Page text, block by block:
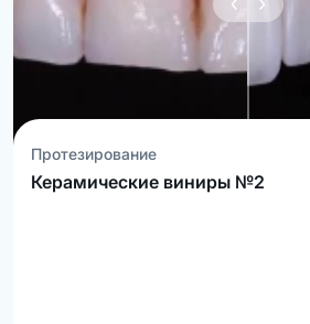
Протезирование
Керамические виниры №2